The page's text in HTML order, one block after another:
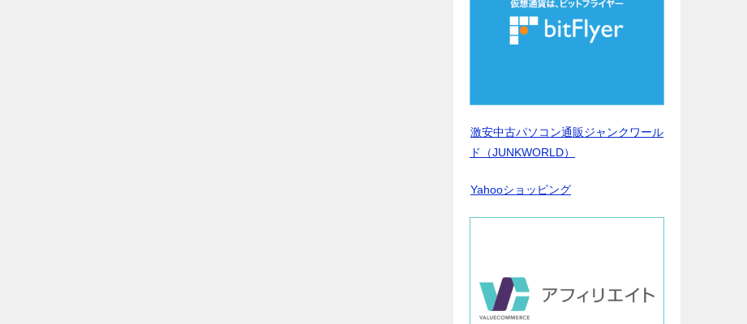
激安中古パソコン通販ジャンクワール
ド（JUNKWORLD）
Yahooショッピング